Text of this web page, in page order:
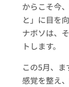
からこそ今
と」に目を
ナボソは、
トします。
この5月、ま
感覚を整え